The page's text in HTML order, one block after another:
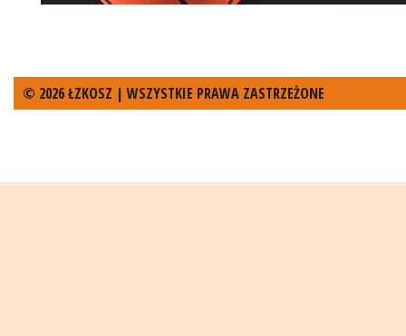
© 2026 ŁZKOSZ | WSZYSTKIE PRAWA ZASTRZEŻONE